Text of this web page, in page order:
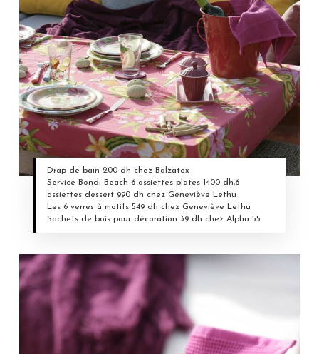
Drap de bain 200 dh chez Balzatex
Service Bondi Beach 6 assiettes plates 1400 dh,6
assiettes dessert 990 dh chez Geneviève Lethu
Les 6 verres à motifs 549 dh chez Geneviève Lethu
Sachets de bois pour décoration 39 dh chez Alpha 55